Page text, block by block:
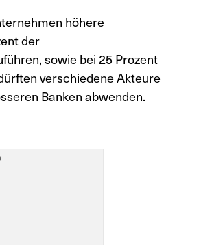
höhere
der
sowie bei 25 Prozent
verschiedene Akteure
Banken abwenden.